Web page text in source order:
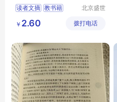
心
读者文摘 教书籍
北京盛世
传播中心
￥ 2.60 拨打电话